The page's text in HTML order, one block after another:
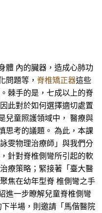
體 內的臟器，造成心肺功
問題等， 脊椎矯正器這些
棘手的是，七成以上的脊
此對於如何選擇適切處置
兒童照護領域中， 醫療與
思考的議題。 為此，本課
雯物理治療師」與我們分
針對脊椎側彎所引起的軟
療策略；緊接著「臺大醫
焦在幼年型脊 椎側彎之手
進一步瞭解兒童脊椎側彎
半場，則邀請「馬偕醫院